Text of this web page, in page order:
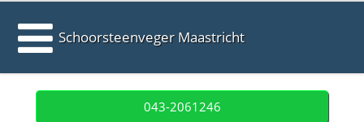
Schoorsteenveger Maastricht
043-2061246